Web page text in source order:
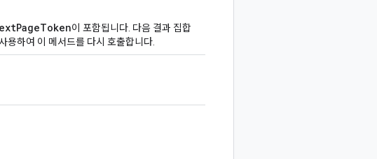
이 포함됩니다. 다음 결과 집합
용하여 이 메서드를 다시 호출합니다.